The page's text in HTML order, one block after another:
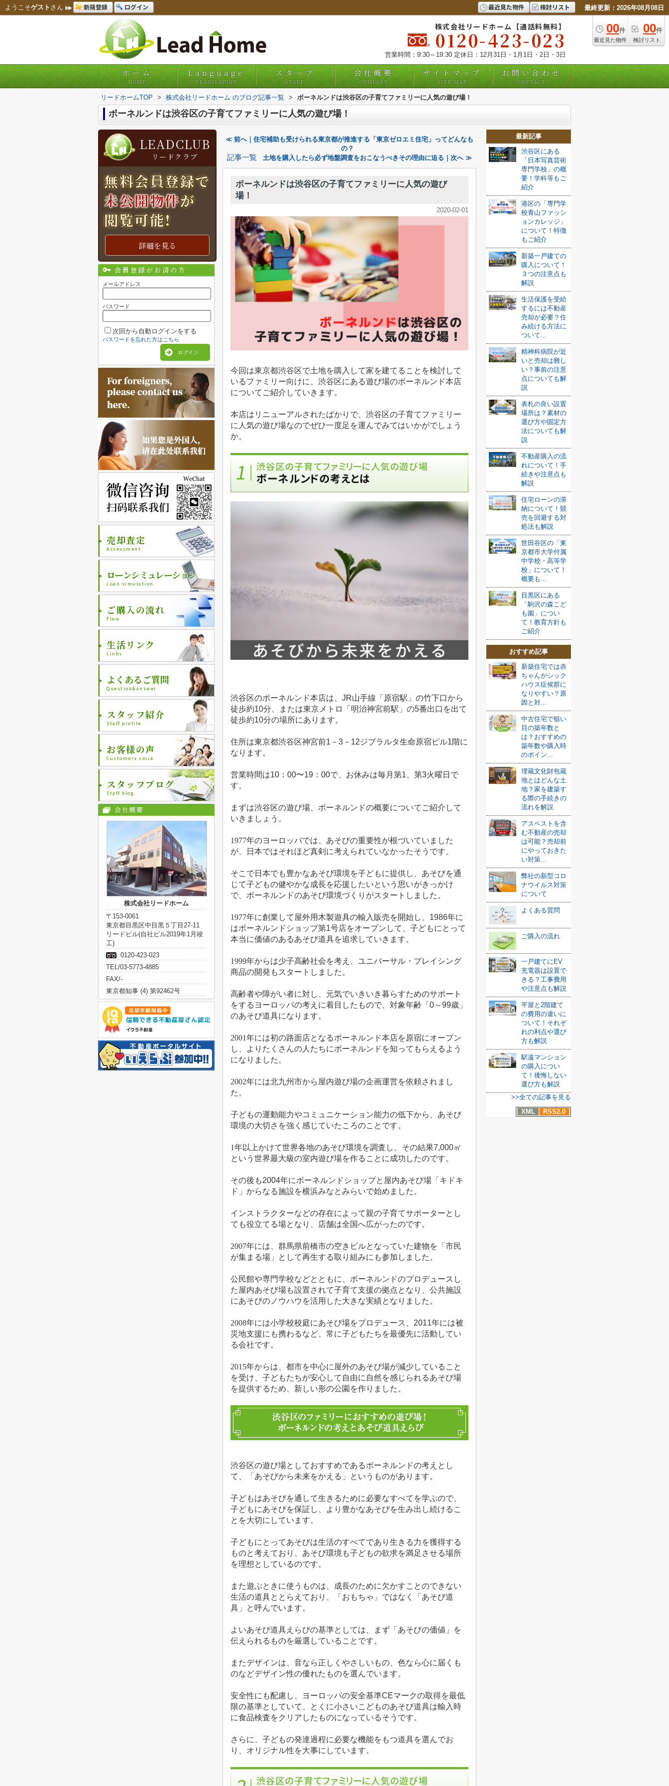
ようこそゲスト さん 新規登録 ログイン 最近見た物件 検討リスト 最終更新：2026年08月08日
00件
最近見た物件
00件
検討リスト
株式会社リードホーム【通話料無料】
0120-423-023
営業時間：9:30～19:30 定休日：12月31日・1月1日・2日・3日
ホーム
HOME
Language
TRANSLATION
スタッフ
STAFF
会社概要
COMPANY
サイトマップ
SITE MAP
お問い合わせ
CONTACT
リードホームTOP > 株式会社リードホーム のブログ記事一覧 > ボーネルンドは渋谷区の子育てファミリーに人気の遊び場！
ボーネルンドは渋谷区の子育てファミリーに人気の遊び場！
≪ 前へ｜住宅補助も受けられる東京都が推進する「東京ゼロエミ住宅」ってどんなも
の？
記事一覧 土地を購入したら必ず地盤調査をおこなうべきその理由に迫る｜次へ ≫
ボーネルンドは渋谷区の子育てファミリーに人気の遊び
場！
2020-02-01
今回は東京都渋谷区で土地を購入して家を建てることを検討して
いるファミリー向けに、渋谷区にある遊び場のボーネルンド本店
についてご紹介していきます。
本店はリニューアルされたばかりで、渋谷区の子育てファミリー
に人気の遊び場なのでぜひ一度足を運んでみてはいかがでしょう
か。
渋谷区のボーネルンド本店は、 JR山手線「原宿駅」の竹下口から
徒歩約10分、または東京メトロ「明治神宮前駅」の5番出口を出て
徒歩約10分の場所にあります。
住所は東京都渋谷区神宮前1 － 3 － 12ジブラルタ生命原宿ビル1階に
なります。
営業時間は10 ： 00〜19 ： 00で、お休みは毎月第1 、第3火曜日で
す。
まずは渋谷区の遊び場、ボーネルンドの概要についてご紹介して
いきましょう。
1977年のヨーロッパでは、あそびの重要性が根づいていました
が、日本ではそれほど真剣に考えられていなかったそうです。
そこで日本でも豊かなあそび環境を子どもに提供し、あそびを通
じて子どもの健やかな成長を応援したいという思いがきっかけ
で、ボーネルンドのあそび環境づくりがスタートしました。
1977年に創業して屋外用木製遊具の輸入販売を開始し、 1986年に
はボーネルンドショップ第1号店をオープンして、子どもにとって
本当に価値のあるあそび道具を追求していきます。
1999年からは少子高齢社会を考え、ユニバーサル・プレイシング
商品の開発もスタートしました。
高齢者や障がい者に対し、元気でいきいき暮らすためのサポート
をするヨーロッパの考えに着目したもので、対象年齢「 0～99歳」
のあそび道具になります。
2001年には初の路面店となるボーネルンド本店を原宿にオープン
し、よりたくさんの人たちにボーネルンドを知ってもらえるよう
になりました。
2002年には北九州市から屋内遊び場の企画運営を依頼されまし
た。
子どもの運動能力やコミュニケーション能力の低下から、あそび
環境の大切さを強く感じていたころのことです。
1年以上かけて世界各地のあそび環境を調査し、その結果7,000㎡
という世界最大級の室内遊び場を作ることに成功したのです。
その後も2004年にボーネルンドショップと屋内あそび場「キドキ
ド」からなる施設を横浜みなとみらいで始めました。
インストラクターなどの存在によって親の子育てサポーターとし
ても役立てる場となり、店舗は全国へ広がったのです。
2007年には、群馬県前橋市の空きビルとなっていた建物を「市民
が集まる場」として再生する取り組みにも参加しました。
公民館や専門学校などとともに、ボーネルンドのプロデュースし
た屋内あそび場も設置されて子育て支援の拠点となり、公共施設
にあそびのノウハウを活用した大きな実績となりました。
2008年には小学校校庭にあそび場をプロデュース、 2011年には被
災地支援にも携わるなど、常に子どもたちを最優先に活動してい
る会社です。
2015年からは、都市を中心に屋外のあそび場が減少していること
を受け、子どもたちが安心して自由に自然を感じられるあそび場
を提供するため、新しい形の公園を作りました。
渋谷区の遊び場としておすすめであるボーネルンドの考えとし
て、「あそびから未来をかえる」というものがあります。
子どもはあそびを通して生きるために必要なすべてを学ぶので、
子どもにあそびを保証し、より豊かなあそびを生み出し続けるこ
とを大切にしています。
子どもにとってあそびは生活のすべてであり生きる力を獲得する
ものと考えており、あそび環境も子どもの欲求を満足させる場所
を理想としているのです。
また遊ぶときに使うものは、成長のために欠かすことのできない
生活の道具ととらえており、「おもちゃ」ではなく「あそび道
具」と呼んでいます。
よいあそび道具えらびの基準としては、まず「あそびの価値」を
伝えられるものを厳選していることです。
またデザインは、音なら正しくやさしいもの、色なら心に届くも
のなどデザイン性の優れたものを選んでいます。
安全性にも配慮し、ヨーロッパの安全基準CEマークの取得を最低
限の基準としていて、とくに小さいこどものあそび道具は輸入時
に食品検査をクリアしたものになっているそうです。
さらに、子どもの発達過程に必要な機能をもつ道具を選んでお
り、オリジナル性を大事にしています。
最新記事
渋谷区にある
「日本写真芸術
専門学校」の概
要！学科等もご
紹介
港区の「専門学
校青山ファッシ
ョンカレッジ」
について！特徴
もご紹介
新築一戸建ての
購入について！
３つの注意点も
解説
生活保護を受給
するには不動産
売却が必要？住
み続ける方法に
ついて...
精神科病院が近
いと売却は難し
い？事前の注意
点についても解
説
表札の良い設置
場所は？素材の
選び方や固定方
法についても解
説
不動産購入の流
れについて！手
続きや注意点も
解説
住宅ローンの滞
納について！競
売を回避する対
処法も解説
世田谷区の「東
京都市大学付属
中学校・高等学
校」について！
概要も...
目黒区にある
「駒沢の森こど
も園」につい
て！教育方針も
ご紹介
おすすめ記事
新築住宅では赤
ちゃんがシック
ハウス症候群に
なりやすい？原
因と対...
中古住宅で狙い
目の築年数と
は？おすすめの
築年数や購入時
のポイン...
埋蔵文化財包蔵
地とはどんな土
地？家を建築す
る際の手続きの
流れを解説
アスベストを含
む不動産の売却
は可能？売却前
にやっておきた
い対策...
弊社の新型コロ
ナウイルス対策
について
よくある質問
ご購入の流れ
一戸建てにEV
充電器は設置で
きる？工事費用
や注意点も解説
平屋と2階建て
の費用の違いに
ついて！それぞ
れの利点や選び
方も解説
駅遠マンション
の購入につい
て！後悔しない
選び方も解説
>>全ての記事を見る
XML
RSS2.0
LEADCLUB
リードクラブ
無料会員登録で
未公開物件が
閲覧可能!
詳細を見る
会員登録がお済の方
メールアドレス
パスワード
次回から自動ログインをする
パスワードを忘れた方はこちら
ログイン
売却査定
Assessment
ローンシミュレーション
Loan simulation
ご購入の流れ
Flow
生活リンク
Links
よくあるご質問
Question&answer
スタッフ紹介
Staff profile
お客様の声
Customers voice
スタッフブログ
Staff blog
会社概要
株式会社リードホーム
〒153-0061
東京都目黒区中目黒５丁目27-11
リードビル(自社ビル2019年1月竣
工)
0120-423-023
TEL/03-5773-4885
FAX/-
東京都知事 (4) 第92462号